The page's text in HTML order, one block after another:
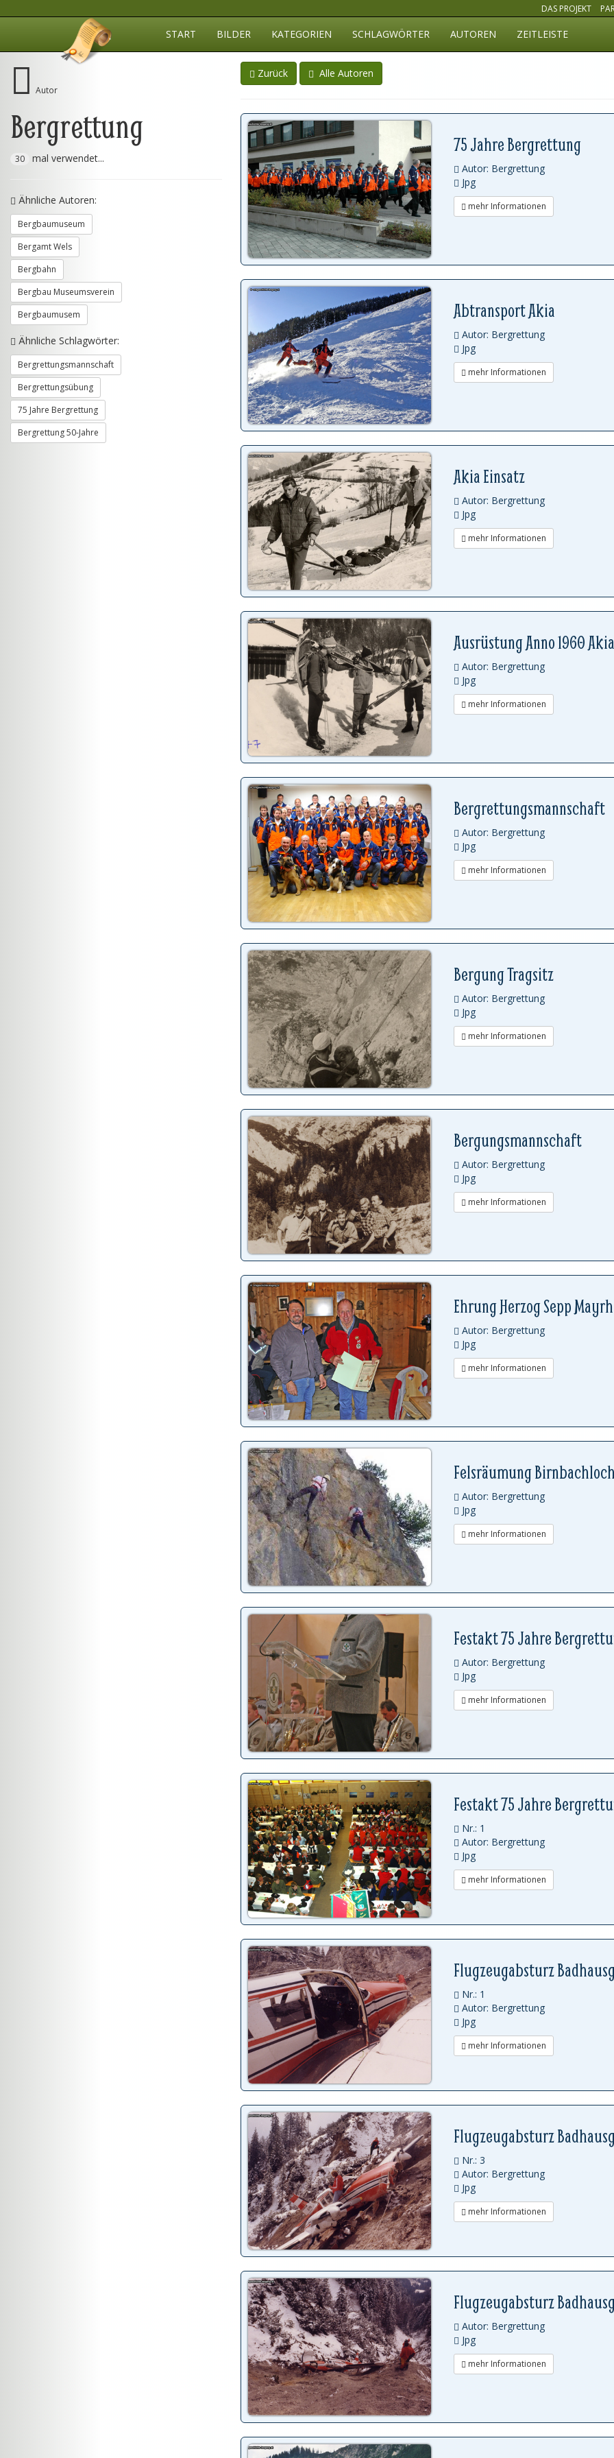
DAS PROJEKT
START BILDER KATEGORIEN SCHLAGWÖRTER AUTOREN ZEITLEISTE
Autor
Bergrettung
30 mal verwendet...
Ähnliche Autoren:
Bergbaumuseum
Bergamt Wels
Bergbahn
Bergbau Museumsverein
Bergbaumusem
Ähnliche Schlagwörter:
Bergrettungsmannschaft
Bergrettungsübung
75 Jahre Bergrettung
Bergrettung 50-Jahre
Zurück Alle Autoren
75 Jahre Bergrettung
Autor: Bergrettung
Jpg
mehr Informationen
Abtransport Akia
Autor: Bergrettung
Jpg
mehr Informationen
Akia Einsatz
Autor: Bergrettung
Jpg
mehr Informationen
Ausrüstung Anno 1960 Akia
Autor: Bergrettung
Jpg
mehr Informationen
Bergrettungsmannschaft
Autor: Bergrettung
Jpg
mehr Informationen
Bergung Tragsitz
Autor: Bergrettung
Jpg
mehr Informationen
Bergungsmannschaft
Autor: Bergrettung
Jpg
mehr Informationen
Ehrung Herzog Sepp
Autor: Bergrettung
Jpg
mehr Informationen
Felsräumung
Autor: Bergrettung
Jpg
mehr Informationen
Festakt 75 Jahre
Autor: Bergrettung
Jpg
mehr Informationen
Festakt 75 Jahre
Nr.: 1
Autor: Bergrettung
Jpg
mehr Informationen
Flugzeugabsturz
Nr.: 1
Autor: Bergrettung
Jpg
mehr Informationen
Flugzeugabsturz
Nr.: 3
Autor: Bergrettung
Jpg
mehr Informationen
Flugzeugabsturz
Autor: Bergrettung
Jpg
mehr Informationen